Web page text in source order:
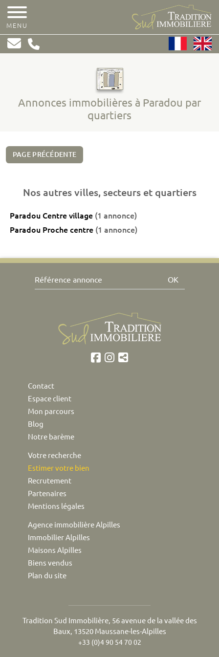
MENU
Annonces immobilières à Paradou par
quartiers
PAGE PRÉCÉDENTE
Nos autres villes, secteurs et quartiers
Paradou Centre village (1 annonce)
Paradou Proche centre (1 annonce)
OK
Contact
Espace client
Mon parcours
Blog
Notre barème
Votre recherche
Estimer votre bien
Recrutement
Partenaires
Mentions légales
Agence immobilière Alpilles
Immobilier Alpilles
Maisons Alpilles
Biens vendus
Plan du site
Tradition Sud Immobilière, 56 avenue de la vallée des
Baux, 13520 Maussane-les-Alpilles
+33 (0)4 90 54 70 02